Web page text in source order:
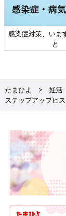
感染症対策、いま
と
たまひよ 妊活
ステップアップヒ